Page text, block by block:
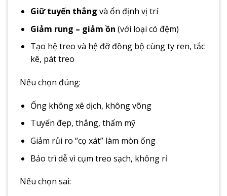
Giữ tuyến thẳng và ổn định vị trí
Giảm rung – giảm ồn (với loại có đệm)
Tạo hệ treo và hệ đỡ đồng bộ cùng ty ren, tắc
kê, pát treo
Nếu chọn đúng:
Ống không xê dịch, không võng
Tuyến đẹp, thẳng, thẩm mỹ
Giảm rủi ro “cọ xát” làm mòn ống
Bảo trì dễ vì cụm treo sạch, không rỉ
Nếu chọn sai: